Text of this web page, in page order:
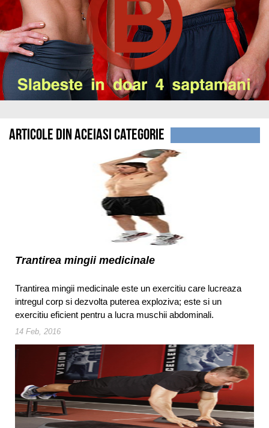
Articole din aceiasi categorie
Trantirea mingii medicinale
Trantirea mingii medicinale este un exercitiu care lucreaza
intregul corp si dezvolta puterea exploziva; este si un
exercitiu eficient pentru a lucra muschii abdominali.
14 Feb, 2016